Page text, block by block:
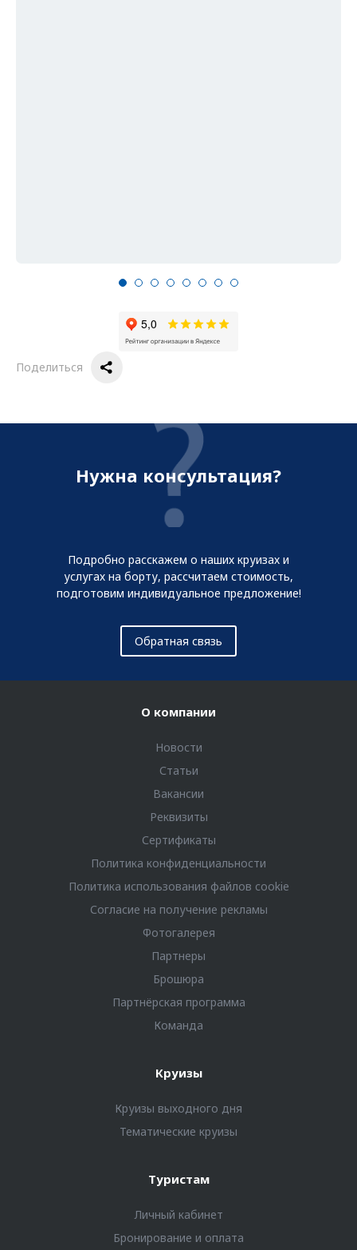
Поделиться
Нужна консультация?
Подробно расскажем о наших круизах и
услугах на борту, рассчитаем стоимость,
подготовим индивидуальное предложение!
Обратная связь
О компании
Новости
Статьи
Вакансии
Реквизиты
Сертификаты
Политика конфиденциальности
Политика использования файлов cookie
Согласие на получение рекламы
Фотогалерея
Партнеры
Брошюра
Партнёрская программа
Команда
Круизы
Круизы выходного дня
Тематические круизы
Туристам
Личный кабинет
Бронирование и оплата